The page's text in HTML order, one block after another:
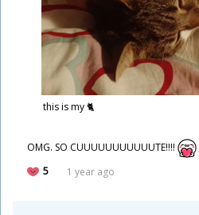
this is my 🐈
OMG. SO CUUUUUUUUUUUTE!!!!
5
1 year ago